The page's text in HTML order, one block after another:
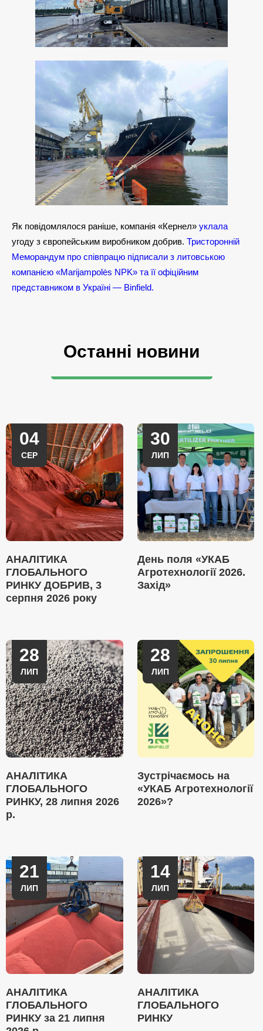
Як повідомлялося раніше, компанія «Кернел» уклала
угоду з європейським виробником добрив. Тристоронній
Меморандум про співпрацю підписали з литовською
компанією «Marijampolės NPK» та її офіційним
представником в Україні — Binfield.
Останні новини
04
СЕР
АНАЛІТИКА
ГЛОБАЛЬНОГО
РИНКУ ДОБРИВ, 3
серпня 2026 року
30
ЛИП
День поля «УКАБ
Агротехнології 2026.
Захід»
28
ЛИП
АНАЛІТИКА
ГЛОБАЛЬНОГО
РИНКУ, 28 липня 2026
р.
28
ЛИП
Зустрічаємось на
«УКАБ Агротехнології
2026»?
21
ЛИП
АНАЛІТИКА
ГЛОБАЛЬНОГО
РИНКУ за 21 липня
14
ЛИП
АНАЛІТИКА
ГЛОБАЛЬНОГО
РИНКУ